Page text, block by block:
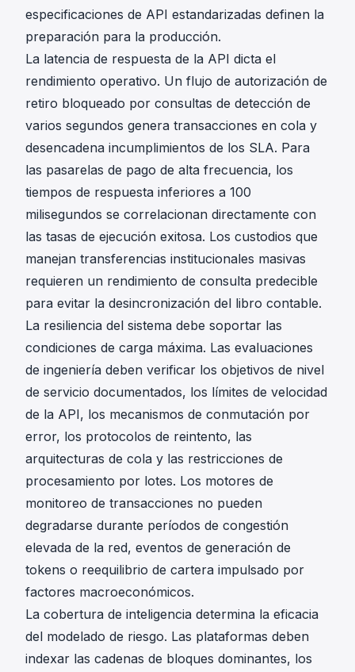
especificaciones de API estandarizadas definen la
preparación para la producción.
La latencia de respuesta de la API dicta el
rendimiento operativo. Un flujo de autorización de
retiro bloqueado por consultas de detección de
varios segundos genera transacciones en cola y
desencadena incumplimientos de los SLA. Para
las pasarelas de pago de alta frecuencia, los
tiempos de respuesta inferiores a 100
milisegundos se correlacionan directamente con
las tasas de ejecución exitosa. Los custodios que
manejan transferencias institucionales masivas
requieren un rendimiento de consulta predecible
para evitar la desincronización del libro contable.
La resiliencia del sistema debe soportar las
condiciones de carga máxima. Las evaluaciones
de ingeniería deben verificar los objetivos de nivel
de servicio documentados, los límites de velocidad
de la API, los mecanismos de conmutación por
error, los protocolos de reintento, las
arquitecturas de cola y las restricciones de
procesamiento por lotes. Los motores de
monitoreo de transacciones no pueden
degradarse durante períodos de congestión
elevada de la red, eventos de generación de
tokens o reequilibrio de cartera impulsado por
factores macroeconómicos.
La cobertura de inteligencia determina la eficacia
del modelado de riesgo. Las plataformas deben
indexar las cadenas de bloques dominantes, los